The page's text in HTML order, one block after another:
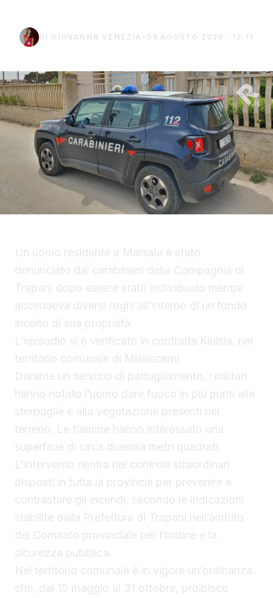
DI GIOVANNA VENEZIA • 04 AGOSTO 2026 · 13:11
Un uomo residente a Marsala è stato
denunciato dai carabinieri della Compagnia di
Trapani dopo essere stato individuato mentre
accendeva diversi roghi all’interno di un fondo
incolto di sua proprietà.
L’episodio si è verificato in contrada Kinisia, nel
territorio comunale di Misiliscemi.
Durante un servizio di pattugliamento, i militari
hanno notato l’uomo dare fuoco in più punti alle
sterpaglie e alla vegetazione presenti nel
terreno. Le fiamme hanno interessato una
superficie di circa duemila metri quadrati.
L’intervento rientra nei controlli straordinari
disposti in tutta la provincia per prevenire e
contrastare gli incendi, secondo le indicazioni
stabilite dalla Prefettura di Trapani nell’ambito
del Comitato provinciale per l’ordine e la
sicurezza pubblica.
Nel territorio comunale è in vigore un’ordinanza
che, dal 15 maggio al 31 ottobre, proibisce